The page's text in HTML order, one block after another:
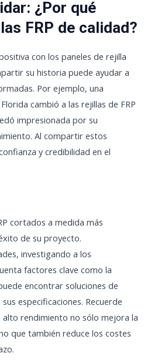
¿Por qué
FRP de calidad?
con los paneles de rejilla
su historia puede ayudar a
Por ejemplo, una
cambió a las rejillas de FRP
impresionada por su
Al compartir estos
y credibilidad en el
cortados a medida más
de su proyecto.
investigando a los
factores clave como la
encontrar soluciones de
especificaciones. Recuerde
alto rendimiento no sólo mejora la
que también reduce los costes